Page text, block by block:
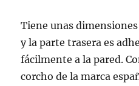
Tiene unas
y la parte trasera es
fácilmente a la pared.
corcho de la marca